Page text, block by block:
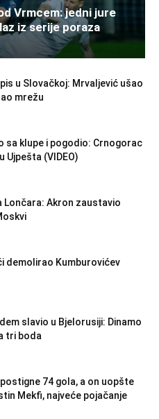
Vrmcem: jedni jure
iz serije poraza
u Slovačkoj: Mrvaljević ušao
mrežu
sa klupe i pogodio: Crnogorac
Ujpešta (VIDEO)
Lončara: Akron zaustavio
demolirao Kumburovićev
slavio u Bjelorusiji: Dinamo
tri boda
74 gola, a on uopšte
Mekfi, najveće pojačanje